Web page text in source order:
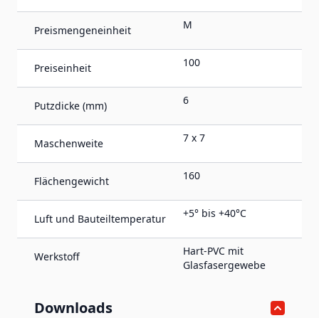
Preismengeneinheit M
Preiseinheit 100
Putzdicke (mm) 6
Maschenweite 7 x 7
Flächengewicht 160
Luft und Bauteiltemperatur +5° bis +40°C
Werkstoff
Hart-PVC mit
Glasfasergewebe
Downloads